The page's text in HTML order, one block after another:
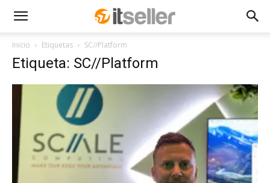
Inicio Etiquetas SC//Platform
Etiqueta: SC//Platform